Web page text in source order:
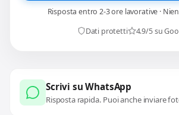
Risposta entro 2-3 ore lavorative ·
Dati protetti
4.9/5 su
Scrivi su WhatsApp
Risposta rapida. Puoi anche inviare